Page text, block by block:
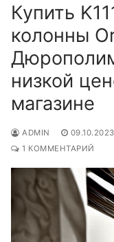
Купить
колонны
низкой
магазине
ADMIN 09.10.2023
1 КОММЕНТАРИЙ